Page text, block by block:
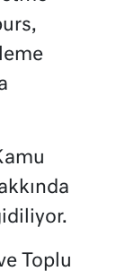
Toplu